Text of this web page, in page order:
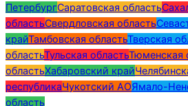
ПетербургСаратовская область
областьСвердловская область
крайТамбовская областьТверская
областьТульская областьТюменская
областьХабаровский край
республикаЧукотский АОЯмало-
область